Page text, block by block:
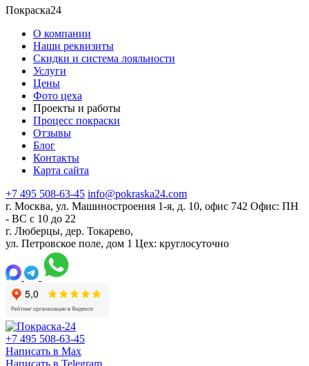
Покраска24
О компании
Наши реквизиты
Скидки и система лояльности
Услуги
Цены
Фото цеха
Проекты и работы
Процесс покраски
Отзывы
Блог
Контакты
Карта сайта
+7 495 508-63-45 info@pokraska24.com
г. Москва, ул. Машиностроения 1-я, д. 10, офис 742 Офис: ПН
- ВС с 10 до 22
г. Люберцы, дер. Токарево,
ул. Петровское поле, дом 1 Цех: круглосуточно
+7 495 508-63-45
Написать в Max
Написать в Telegram